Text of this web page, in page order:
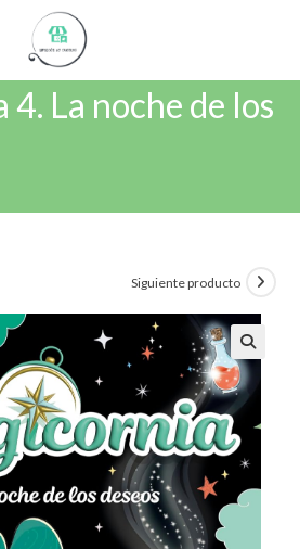
La noche de los
Siguiente producto
🔍